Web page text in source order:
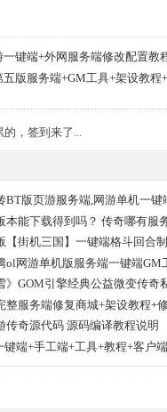
一键端+外网服务端修改配置教
五版服务端+GM工具+架设教程
的，签到来了...
BT版页游服务端,网游单机一
本能下载得到吗？ 传奇哪有服
【街机三国】一键端格斗回合
ol网游单机版服务端一键端GM
》GOM引擎经典公益微变传奇
整服务端修复商城+架设教程+
传奇源代码 源码编译教程说明
键端+手工端+工具+教程+客户